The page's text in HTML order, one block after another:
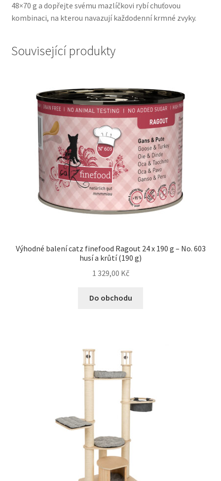
48×70 g a dopřejte svému mazlíčkovi rybí chuťovou
kombinaci, na kterou navazují každodenní krmné zvyky.
Související produkty
Výhodné balení catz finefood Ragout 24 x 190 g – No. 603
husí a krůtí (190 g)
1 329,00 Kč
Do obchodu